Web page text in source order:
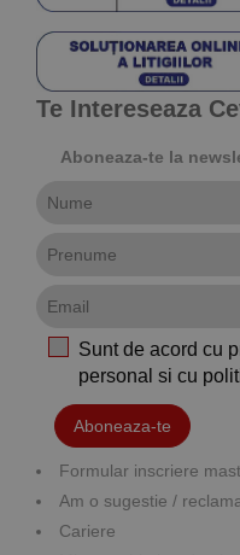
Te Intereseaza
Aboneaza-te la
Sunt de acord cu
personal si cu
Aboneaza-te
Formular inscriere
Am o sugestie /
Cariere